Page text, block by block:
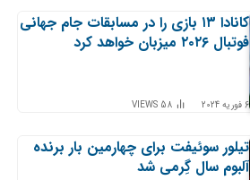
کانادا ۱۳ بازی را در مسابقات جام جهانی
فوتبال ۲۰۲۶ میزبان خواهد کرد
6 فوریه 2024 58
VIEWS
تیلور سوئیفت برای چهارمین بار برنده
آلبوم سال گِرمی شد